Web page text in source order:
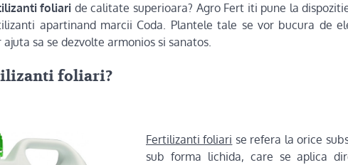
foliari de calitate superioara? Agro Fert iti pune la
apartinand marcii Coda. Plantele tale se vor bucura de
sa se dezvolte armonios si sanatos.
foliari?
Fertilizanti foliari se refera la orice
sub forma lichida, care se aplica